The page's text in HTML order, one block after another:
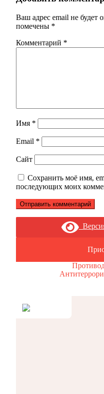
Ваш адрес email не будет
помечены *
Комментарий *
Имя *
Email *
Сайт
Сохранить моё имя,
последующих моих